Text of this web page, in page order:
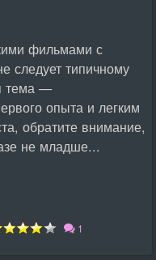
фильмами с
следует типичному
тема —
опыта и легким
обратите внимание,
не младше...
1